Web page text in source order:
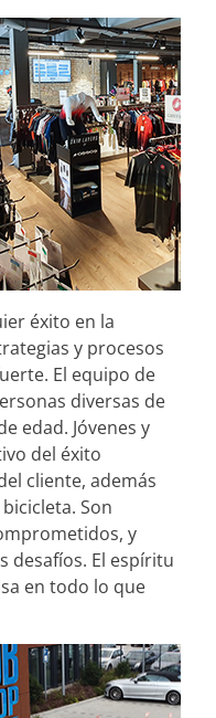
éxito en la
y procesos
El equipo de
diversas de
edad. Jóvenes y
del éxito
cliente, además
Son
y
desafíos. El espíritu
en todo lo que